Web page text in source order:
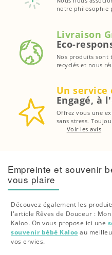
notre philosophie
Livraison
Eco-
Nos produits sont
recyclés et nous
Un
Engagé, à
Offrez vous une
sans stress.
Voir les avis
Empreinte et souvenir
vous plaire
Découvez également les
l'article Rêves de Douceur :
Kaloo. On vous propose ici une
souvenir bébé Kaloo au
vos envies.